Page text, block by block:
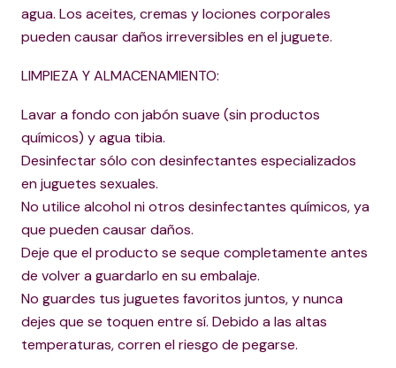
agua. Los aceites, cremas y lociones corporales
pueden causar daños irreversibles en el juguete.
LIMPIEZA Y ALMACENAMIENTO:
Lavar a fondo con jabón suave (sin productos
químicos) y agua tibia.
Desinfectar sólo con desinfectantes especializados
en juguetes sexuales.
No utilice alcohol ni otros desinfectantes químicos, ya
que pueden causar daños.
Deje que el producto se seque completamente antes
de volver a guardarlo en su embalaje.
No guardes tus juguetes favoritos juntos, y nunca
dejes que se toquen entre sí. Debido a las altas
temperaturas, corren el riesgo de pegarse.